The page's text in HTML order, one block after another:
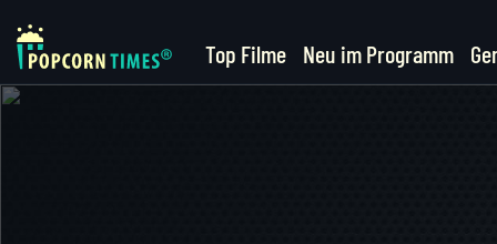
Top Filme Neu im Programm